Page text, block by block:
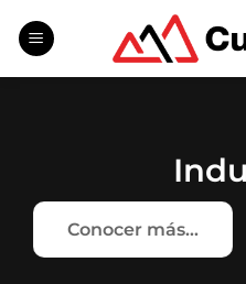
Conocer más...